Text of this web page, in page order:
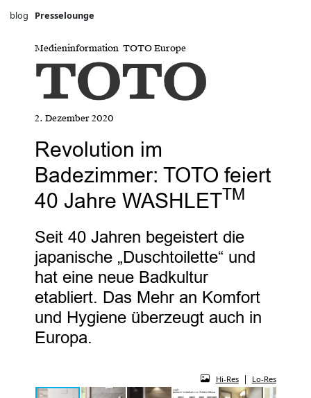
blog Presselounge
Medieninformation TOTO Europe
2. Dezember 2020
Revolution im
Badezimmer: TOTO feiert
40 Jahre WASHLETTM
Seit 40 Jahren begeistert die
japanische „Duschtoilette“ und
hat eine neue Badkultur
etabliert. Das Mehr an Komfort
und Hygiene überzeugt auch in
Europa.
Hi-Res| Lo-Res